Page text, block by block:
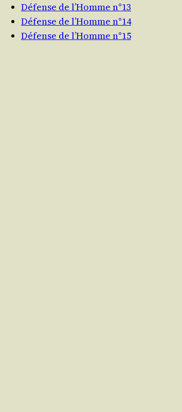
Défense de l’Homme n°13
Défense de l’Homme n°14
Défense de l’Homme n°15